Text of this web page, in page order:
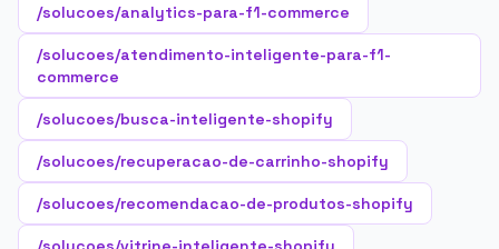
/solucoes/analytics-para-f1-commerce
/solucoes/atendimento-inteligente-para-f1-
commerce
/solucoes/busca-inteligente-shopify
/solucoes/recuperacao-de-carrinho-shopify
/solucoes/recomendacao-de-produtos-shopify